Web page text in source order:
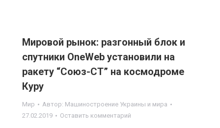
Мировой рынок: разгонный блок и
спутники OneWeb установили на
ракету “Союз-СТ” на космодроме
Куру
Мир Автор: Машиностроение Украины и мира
27.02.2019
Оставить комментарий